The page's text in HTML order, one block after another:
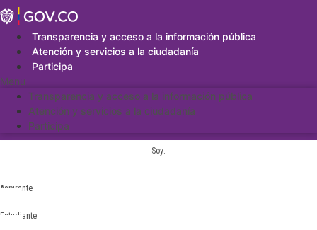
Saltar
al
contenidoTransparencia y acceso a la información pública
Atención y servicios a la ciudadanía
Participa
Menu
Transparencia y acceso a la información pública
Atención y servicios a la ciudadanía
Participa
Soy:
Aspirante
Estudiante